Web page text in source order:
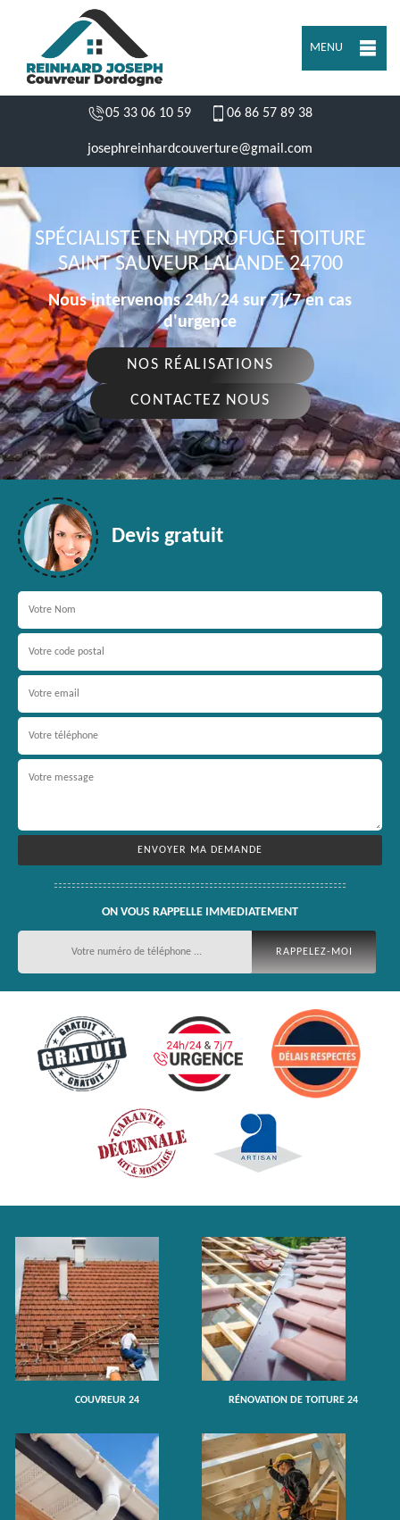
MENU
05 33 06 10 59 06 86 57 89 38
josephreinhardcouverture@gmail.com
SPÉCIALISTE EN HYDROFUGE TOITURE
SAINT SAUVEUR LALANDE 24700
Nous intervenons 24h/24 sur 7j/7 en cas
d'urgence
NOS RÉALISATIONS
CONTACTEZ NOUS
Devis gratuit
ON VOUS RAPPELLE IMMEDIATEMENT
COUVREUR 24 RÉNOVATION DE TOITURE 24